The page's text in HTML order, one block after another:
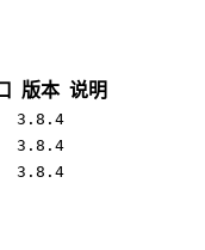
版本 说明
3.8.4
3.8.4
3.8.4